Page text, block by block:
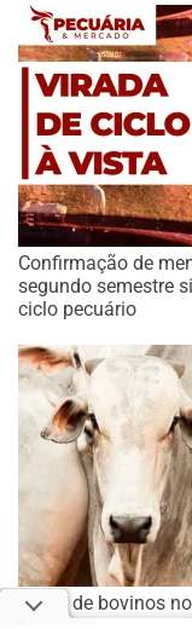
Confirmação de
segundo semestre
ciclo pecuário
Abate de bovinos